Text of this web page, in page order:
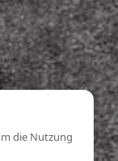
die Nutzung